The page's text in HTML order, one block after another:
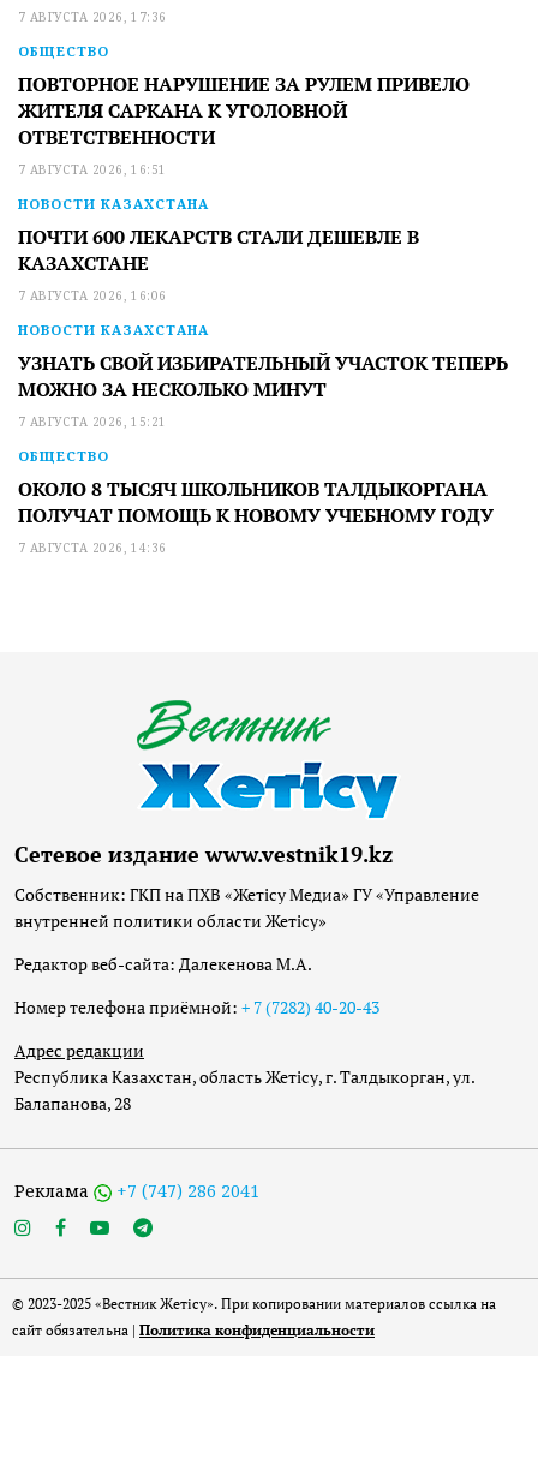
7 АВГУСТА 2026, 17:36
ОБЩЕСТВО
ПОВТОРНОЕ НАРУШЕНИЕ ЗА РУЛЕМ ПРИВЕЛО
ЖИТЕЛЯ САРКАНА К УГОЛОВНОЙ
ОТВЕТСТВЕННОСТИ
7 АВГУСТА 2026, 16:51
НОВОСТИ КАЗАХСТАНА
ПОЧТИ 600 ЛЕКАРСТВ СТАЛИ ДЕШЕВЛЕ В
КАЗАХСТАНЕ
7 АВГУСТА 2026, 16:06
НОВОСТИ КАЗАХСТАНА
УЗНАТЬ СВОЙ ИЗБИРАТЕЛЬНЫЙ УЧАСТОК ТЕПЕРЬ
МОЖНО ЗА НЕСКОЛЬКО МИНУТ
7 АВГУСТА 2026, 15:21
ОБЩЕСТВО
ОКОЛО 8 ТЫСЯЧ ШКОЛЬНИКОВ ТАЛДЫКОРГАНА
ПОЛУЧАТ ПОМОЩЬ К НОВОМУ УЧЕБНОМУ ГОДУ
7 АВГУСТА 2026, 14:36
Сетевое издание www.vestnik19.kz
Собственник: ГКП на ПХВ «Жетісу Медиа» ГУ «Управление
внутренней политики области Жетісу»
Редактор веб-сайта: Далекенова М.А.
Номер телефона приёмной: + 7 (7282) 40-20-43
Адрес редакции
Республика Казахстан, область Жетісу, г. Талдыкорган, ул.
Балапанова, 28
Реклама +7 (747) 286 2041
© 2023-2025 «Вестник Жетісу». При копировании материалов ссылка на
сайт обязательна | Политика конфиденциальности